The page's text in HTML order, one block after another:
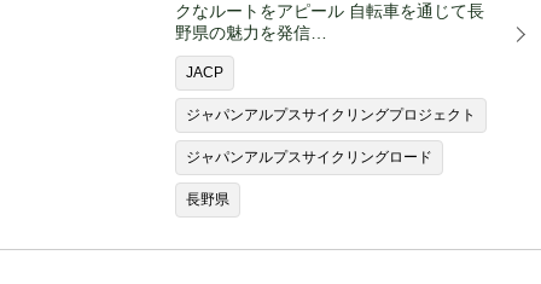
クなルートをアピール 自転車を通じて長
野県の魅力を発信…
JACP
ジャパンアルプスサイクリングプロジェクト
ジャパンアルプスサイクリングロード
長野県